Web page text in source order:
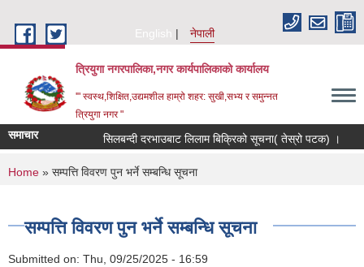
English
नेपाली
त्रियुगा नगरपालिका,नगर कार्यपालिकाको कार्यालय
'" स्वस्थ,शिक्षित,उद्यमशील हाम्रो शहर: सुखी,सभ्य र समुन्नत
त्रियुगा नगर "
समाचार सिलबन्दी दरभाउबाट लिलाम बिक्रिको सूचना( तेस्रो पटक) ।
You are here
Home » सम्पत्ति विवरण पुन भर्ने सम्बन्धि सूचना
सम्पत्ति विवरण पुन भर्ने सम्बन्धि सूचना
Submitted on: Thu, 09/25/2025 - 16:59